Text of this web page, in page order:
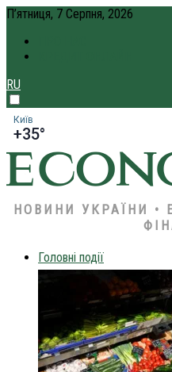
П’ятниця, 7 Серпня, 2026
RU
Київ
+35°
НОВИНИ УКРАЇНИ •
Головні події